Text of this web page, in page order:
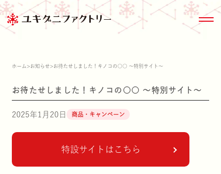
商品情報
ホーム >お知らせ >お待たせしました！キノコの○○ ～特別サイト～
お待たせしました！キノコの○○ ～特別サイト～
2025年1月20日 商品・キャンペーン
特設サイトはこちら